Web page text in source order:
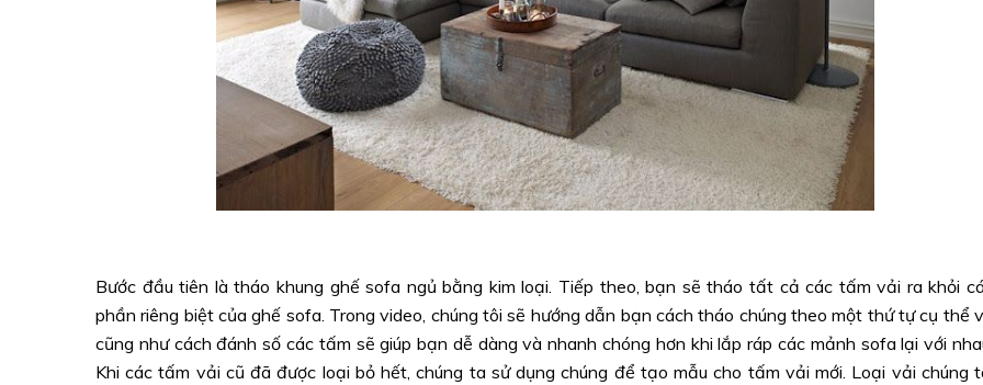
Bước đầu tiên là tháo khung ghế sofa ngủ bằng kim loại. Tiếp theo, bạn sẽ tháo tất cả các tấm vải ra khỏi
phần riêng biệt của ghế sofa. Trong video, chúng tôi sẽ hướng dẫn bạn cách tháo chúng theo một thứ tự cụ thể
cũng như cách đánh số các tấm sẽ giúp bạn dễ dàng và nhanh chóng hơn khi lắp ráp các mảnh sofa lại với
Khi các tấm vải cũ đã được loại bỏ hết, chúng ta sử dụng chúng để tạo mẫu cho tấm vải mới. Loại vải chúng